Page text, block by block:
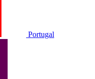
Portugal